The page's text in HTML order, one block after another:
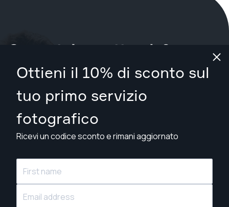
Ottieni il 10% di sconto sul
tuo primo servizio
fotografico
Ricevi un codice sconto e rimani aggiornato
Cosa stai aspettando?
Prenota il tuo servizio oraa Tyler
© Snappr Inc. 2026, tutti i diritti riservati.